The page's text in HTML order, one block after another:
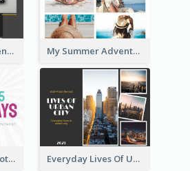
Capture the Moment Everyday Photo Book My Summer Adventure Everyday Photo Book
Enjoy Everyday Photo Book Everyday Lives Of Urban Photo Book